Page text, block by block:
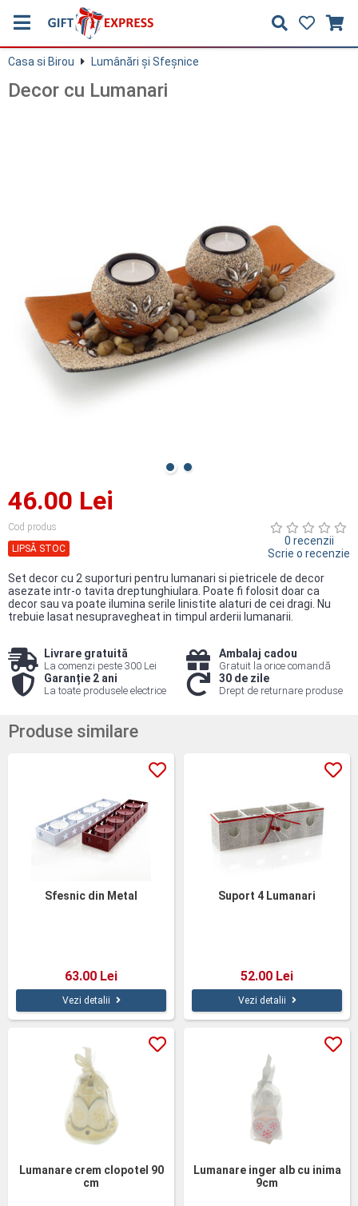
Casa si Birou Lumânări şi Sfeşnice
Decor cu Lumanari
46.00 Lei
Cod produs
LIPSĂ STOC
0 recenzii
Scrie o recenzie
Set decor cu 2 suporturi pentru lumanari si pietricele de decor
asezate intr-o tavita dreptunghiulara. Poate fi folosit doar ca
decor sau va poate ilumina serile linistite alaturi de cei dragi. Nu
trebuie lasat nesupravegheat in timpul arderii lumanarii.
Livrare gratuită
La comenzi peste 300 Lei
Ambalaj cadou
Gratuit la orice comandă
Garanție 2 ani
La toate produsele electrice
30 de zile
Drept de returnare produse
Produse similare
Sfesnic din Metal
63.00 Lei
Vezi detalii
Suport 4 Lumanari
52.00 Lei
Vezi detalii
Lumanare crem clopotel 90
cm
Lumanare inger alb cu inima
9cm